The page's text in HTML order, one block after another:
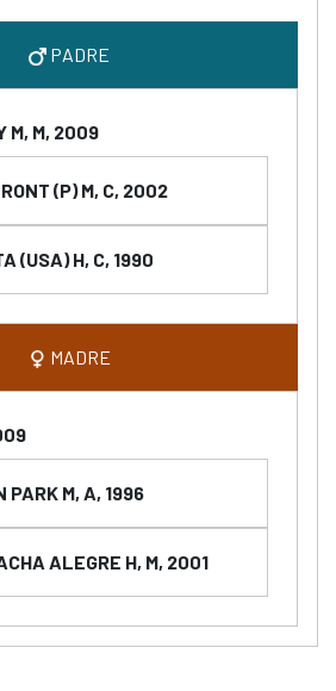
PADRE
M, M, 2009
(P) M, C, 2002
(USA) H, C, 1990
MADRE
PARK M, A, 1996
ALEGRE H, M, 2001